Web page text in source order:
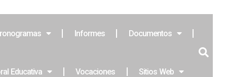
Informes Documentos
Educativa Vocaciones Sitios Web